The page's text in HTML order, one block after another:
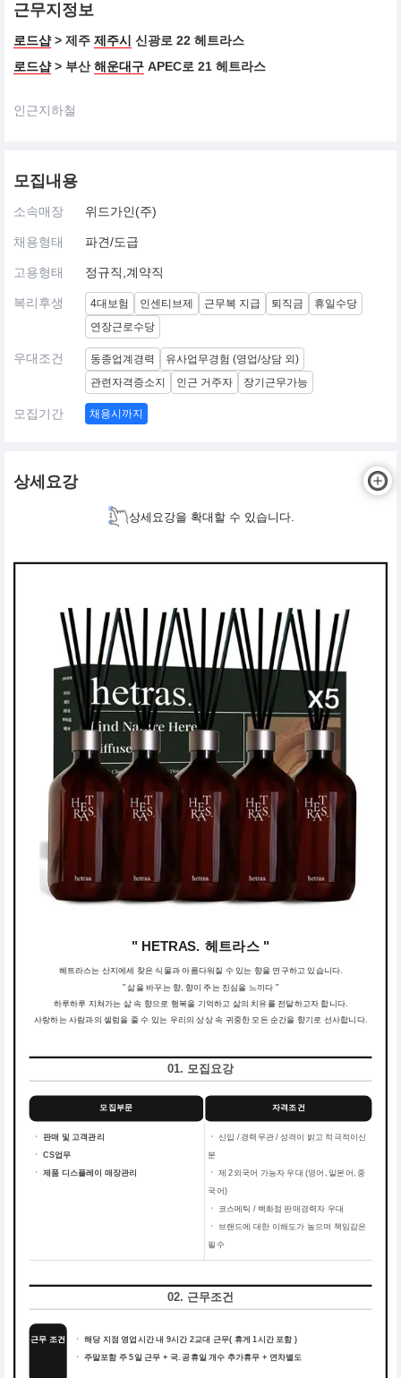
근무지정보
로드샵> 제주 제주시 신광로 22 헤트라스
로드샵> 부산해운대구 APEC로 21 헤트라스
인근지하철
모집내용
소속매장 위드가인(주)
채용형태 파견/도급
고용형태 정규직,계약직
복리후생 4대보험 인센티브제 근무복 지급 퇴직금
휴일수당
연장근로수당
우대조건 동종업계경력
유사업무경험 (영업/상담 외)
관련자격증소지
인근 거주자 장기근무가능
모집기간 채용시까지
상세요강
상세요강을 확대할 수 있습니다.
" HETRAS. 헤트라스 "
헤트라스는 산지에세 찾은 식물과 아름다워질 수 있는 향을 연구하고 있습니다.
" 삶을 바꾸는 향, 향이 주는 진심을 느끼다 "
하루하루 지쳐가는 삶 속 향으로 행복을 기억하고 삶의 치유를 전달하고자 합니다.
사랑하는 사람과의 셀럼을 줄 수 있는 우리의 상상 속 귀중한 모든 순간을 향기로 선사합니다.
01. 모집요강
모집부문 자격조건
ㆍ 판매 및 고객관리
ㆍ CS업무
ㆍ 제품 디스플레이 매장관리
ㆍ 신입 / 경력무관 / 성격이 밝고 적극적이신
분
ㆍ 제 2외국어 가능자 우대 (영어, 일본어, 중
국어)
ㆍ
코스메틱 / 백화점 판매경력자 우대
ㆍ 브랜드에 대한 이해도가 높으며 책임감은
필수
02. 근무조건
근무 조건 ㆍ 해당 지점 영업시간 내 9시간 2교대 근무( 휴게 1시간 포함 )
ㆍ 주말포함 주 5일 근무 + 국. 공휴일 개수 추가휴무 + 연차별도